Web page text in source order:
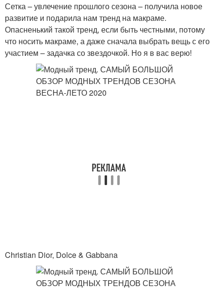
Сетка – увлечение прошлого сезона – получила новое
развитие и подарила нам тренд на макраме.
Опасненький такой тренд, если быть честными, потому
что носить макраме, а даже сначала выбрать вещь с его
участием – задачка со звездочкой. Но я в вас верю!
Christian Dior, Dolce & Gabbana